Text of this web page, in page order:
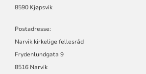
8590 Kjøpsvik
Postadresse:
Narvik kirkelige fellesråd
Frydenlundgata 9
8516 Narvik